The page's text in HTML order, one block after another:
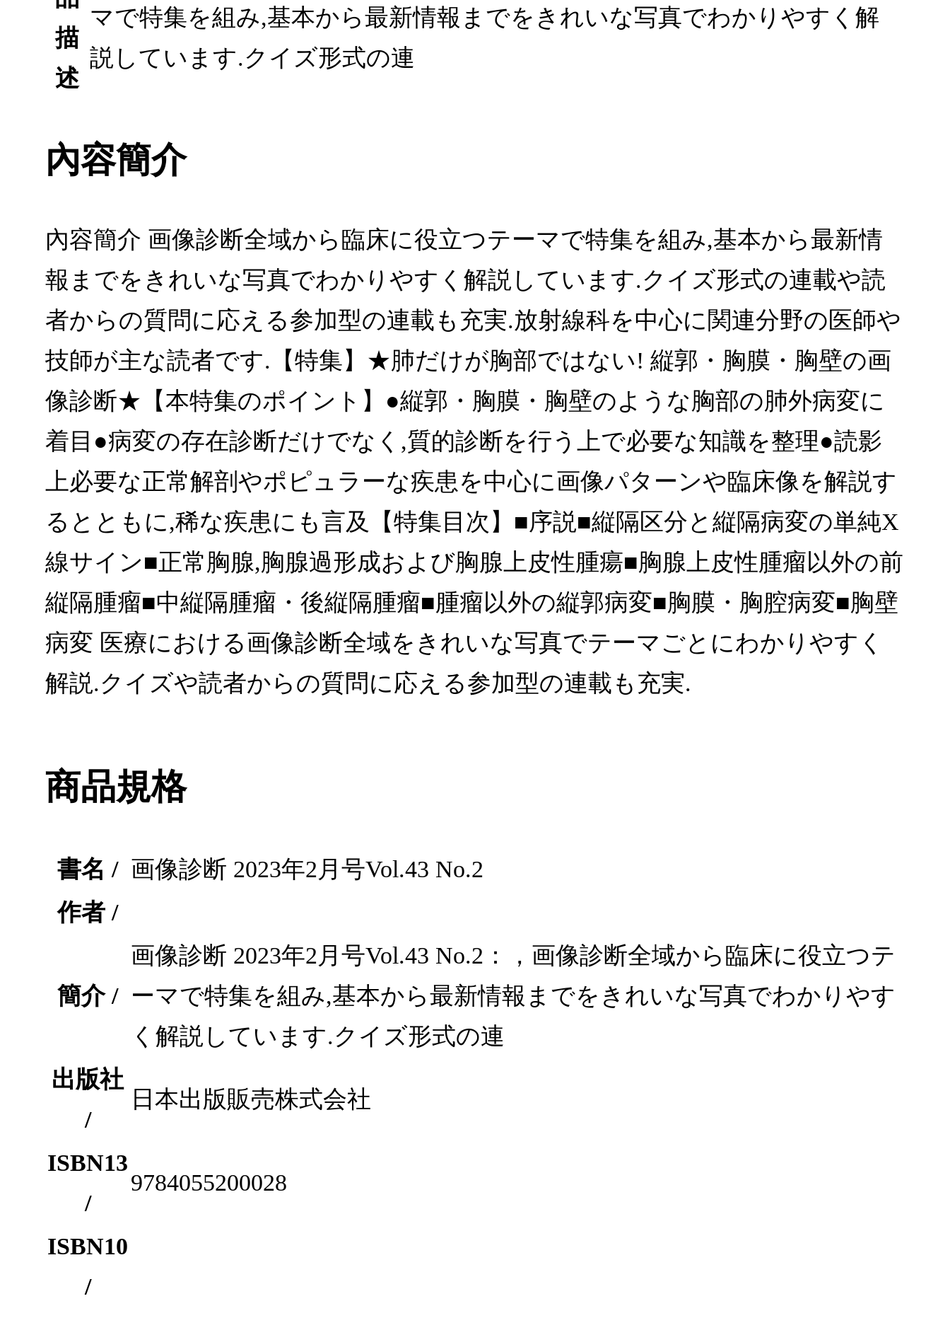
描
述
マで特集を組み,基本から最新情報までをきれいな写真でわかりやすく解
説しています.クイズ形式の連
內容簡介
內容簡介 画像診断全域から臨床に役立つテーマで特集を組み,基本から最新情
報までをきれいな写真でわかりやすく解説しています.クイズ形式の連載や読
者からの質問に応える参加型の連載も充実.放射線科を中心に関連分野の医師や
技師が主な読者です.【特集】★肺だけが胸部ではない! 縦郭・胸膜・胸壁の画
像診断★【本特集のポイント】●縦郭・胸膜・胸壁のような胸部の肺外病変に
着目●病変の存在診断だけでなく,質的診断を行う上で必要な知識を整理●読影
上必要な正常解剖やポピュラーな疾患を中心に画像パターンや臨床像を解説す
るとともに,稀な疾患にも言及【特集目次】■序説■縦隔区分と縦隔病変の単純X
線サイン■正常胸腺,胸腺過形成および胸腺上皮性腫瘍■胸腺上皮性腫瘤以外の前
縦隔腫瘤■中縦隔腫瘤・後縦隔腫瘤■腫瘤以外の縦郭病変■胸膜・胸腔病変■胸壁
病変 医療における画像診断全域をきれいな写真でテーマごとにわかりやすく
解説.クイズや読者からの質問に応える参加型の連載も充実.
商品規格
書名 / 画像診断 2023年2月号Vol.43 No.2
作者 /
簡介 /
画像診断 2023年2月号Vol.43 No.2：，画像診断全域から臨床に役立つテ
ーマで特集を組み,基本から最新情報までをきれいな写真でわかりやす
く解説しています.クイズ形式の連
出版社
/
日本出版販売株式会社
ISBN13
/
9784055200028
ISBN10
/